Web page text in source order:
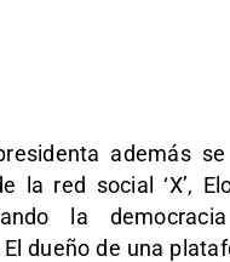
además
la red social ‘X’,
la
El dueño de una